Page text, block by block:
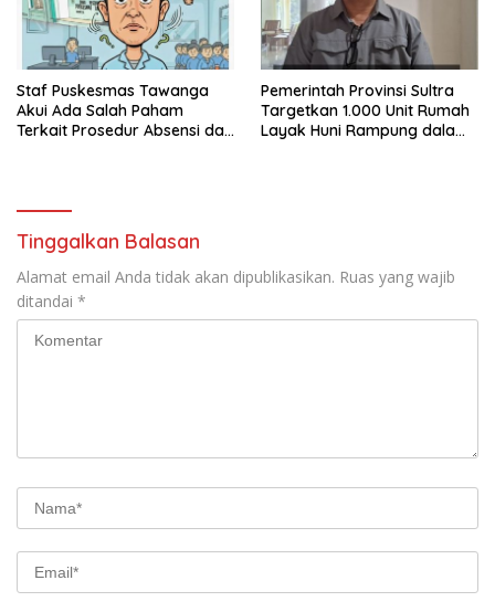
Staf Puskesmas Tawanga
Akui Ada Salah Paham
Terkait Prosedur Absensi dan
Pemerintah Provinsi Sultra
Targetkan 1.000 Unit Rumah
Layak Huni Rampung dalam
Tinggalkan Balasan
Alamat email Anda tidak akan dipublikasikan. Ruas yang wajib
ditandai *